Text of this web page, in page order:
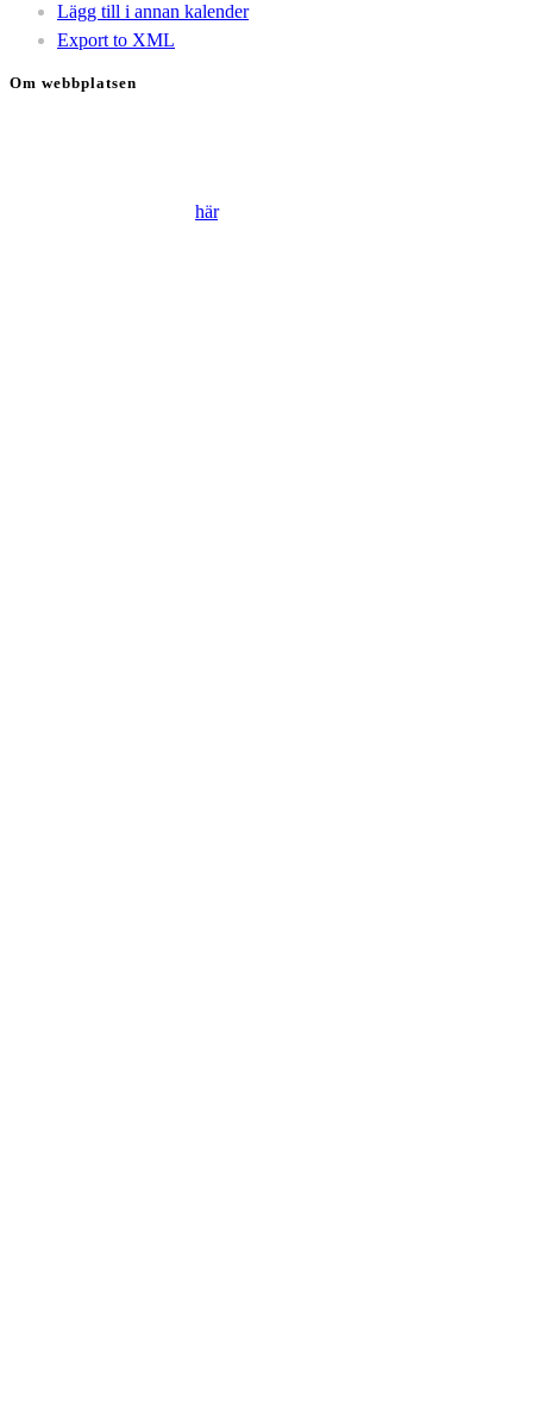
Lägg till i annan kalender
Export to XML
Om webbplatsen
här.